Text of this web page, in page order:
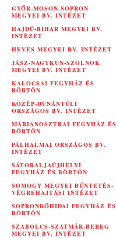
GYŐR-MOSON-SOPRON
MEGYEI BV. INTÉZET
HAJDÚ-BIHAR MEGYEI BV.
INTÉZET
HEVES MEGYEI BV. INTÉZET
JÁSZ-NAGYKUN-SZOLNOK
MEGYEI BV. INTÉZET
KALOCSAI FEGYHÁZ ÉS
BÖRTÖN
KÖZÉP-DUNÁNTÚLI
ORSZÁGOS BV. INTÉZET
MÁRIANOSZTRAI FEGYHÁZ ÉS
BÖRTÖN
PÁLHALMAI ORSZÁGOS BV.
INTÉZET
SÁTORALJAÚJHELYI
FEGYHÁZ ÉS BÖRTÖN
SOMOGY MEGYEI BÜNTETÉS-
VÉGREHAJTÁSI INTÉZET
SOPRONKŐHIDAI FEGYHÁZ ÉS
BÖRTÖN
SZABOLCS-SZATMÁR-BEREG
MEGYEI BV. INTÉZET